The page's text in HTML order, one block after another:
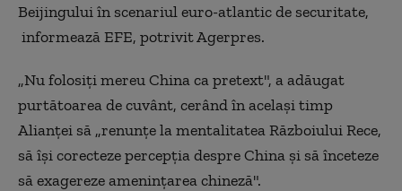
Beijingului în scenariul euro-atlantic de securitate,
informează EFE, potrivit Agerpres.
„Nu folosiţi mereu China ca pretext", a adăugat
purtătoarea de cuvânt, cerând în acelaşi timp
Alianţei să „renunţe la mentalitatea Războiului Rece,
să îşi corecteze percepţia despre China şi să înceteze
să exagereze ameninţarea chineză".